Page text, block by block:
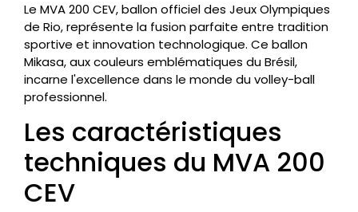
Le MVA 200 CEV, ballon officiel des Jeux Olympiques
de Rio, représente la fusion parfaite entre tradition
sportive et innovation technologique. Ce ballon
Mikasa, aux couleurs emblématiques du Brésil,
incarne l'excellence dans le monde du volley-ball
professionnel.
Les caractéristiques
techniques du MVA 200
CEV